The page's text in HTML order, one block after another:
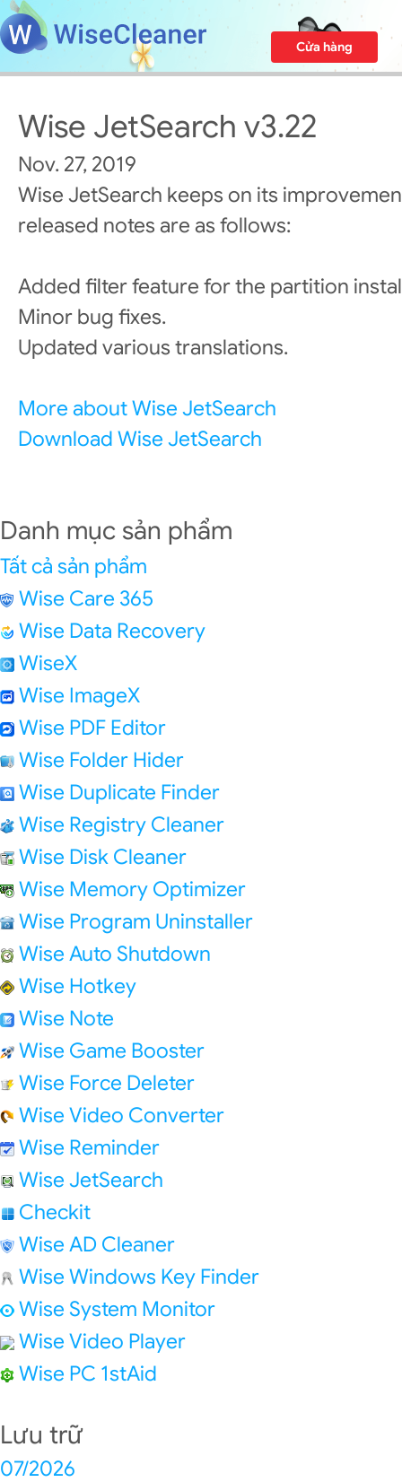
Cửa hàng
Wise JetSearch v3.22
Nov. 27, 2019
Wise JetSearch keeps on its
released notes are as follows:
Added filter feature for the partition
Minor bug fixes.
Updated various translations.
More about Wise JetSearch
Download Wise JetSearch
Danh mục sản phẩm
Tất cả sản phẩm
Wise Care 365
Wise Data Recovery
WiseX
Wise ImageX
Wise PDF Editor
Wise Folder Hider
Wise Duplicate Finder
Wise Registry Cleaner
Wise Disk Cleaner
Wise Memory Optimizer
Wise Program Uninstaller
Wise Auto Shutdown
Wise Hotkey
Wise Note
Wise Game Booster
Wise Force Deleter
Wise Video Converter
Wise Reminder
Wise JetSearch
Checkit
Wise AD Cleaner
Wise Windows Key Finder
Wise System Monitor
Wise Video Player
Wise PC 1stAid
Lưu trữ
07/2026